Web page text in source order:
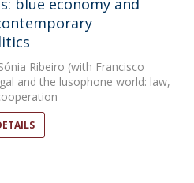
blue economy and
Ribeiro (with Francisco
and the lusophone world: law,